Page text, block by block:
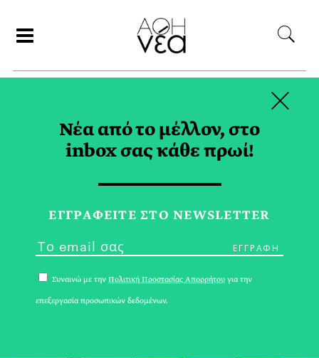
AGENDA TAG
Νέα από το μέλλον, στο
inbox σας κάθε πρωί!
ΕΓΓPΑΦΕΙΤΕ ΣΤΟ NEWSLETTER
Συναινώ με την Πολιτική Προστασίας Απορρήτου για την
επεξεργασία προσωπικών δεδομένων.
×